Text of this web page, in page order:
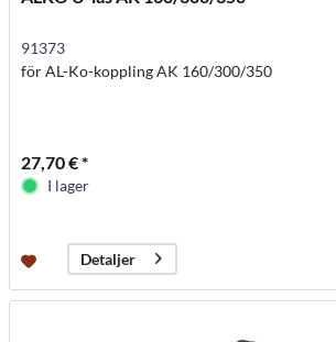
91373
för AL-Ko-koppling AK 160/300/350
27,70 € *
I lager
Detaljer